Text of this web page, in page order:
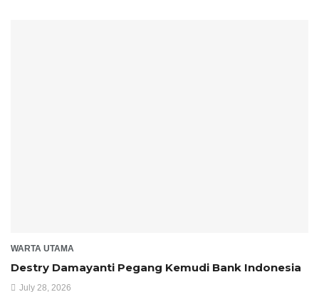
WARTA UTAMA
Destry Damayanti Pegang Kemudi Bank Indonesia
July 28, 2026